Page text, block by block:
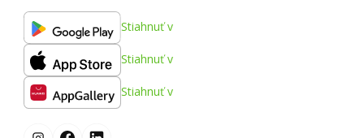
Stiahnuť v
Stiahnuť v
Stiahnuť v